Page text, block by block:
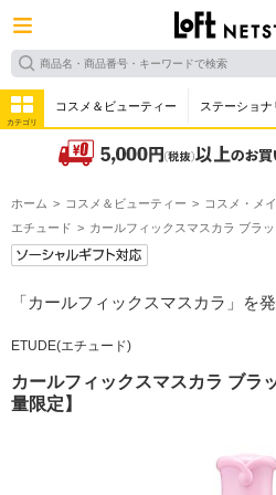
カテゴリ
コスメ＆ビューティー ステーショナ
ホーム コスメ＆ビューティー コスメ・メ
エチュード
カールフィックスマスカラ ブラ
「カールフィックスマスカラ」を
ETUDE(エチュード)
カールフィックスマスカラ ブ
量限定】